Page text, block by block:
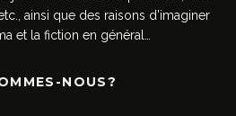
ainsi que des raisons d’imaginer
et la fiction en général…
NOUS?